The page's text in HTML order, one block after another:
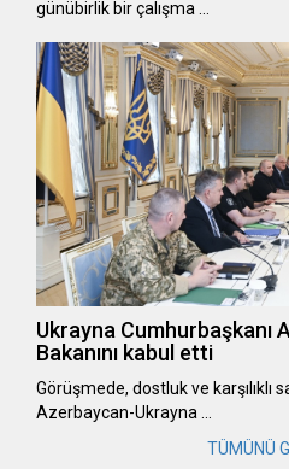
günübirlik bir çalışma …
Ukrayna Cumhurbaşkanı
Bakanını kabul etti
Görüşmede, dostluk ve karşılıklı
Azerbaycan-Ukrayna …
TÜMÜNÜ